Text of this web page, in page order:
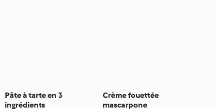
Pâte à tarte en 3
ingrédients
Crème fouettée
mascarpone